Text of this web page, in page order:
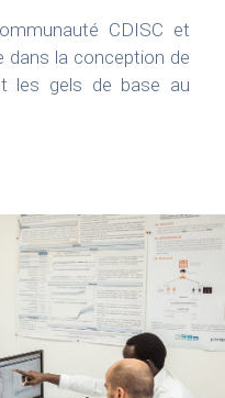
CDISC et
dans la conception de
les gels de base au